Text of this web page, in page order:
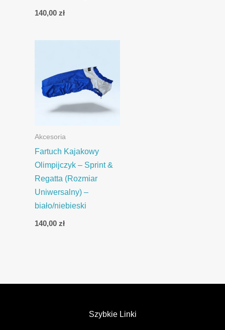
140,00zł
Akcesoria
Fartuch Kajakowy
Olimpijczyk – Sprint &
Regatta (Rozmiar
Uniwersalny) –
biało/niebieski
140,00zł
Szybkie Linki